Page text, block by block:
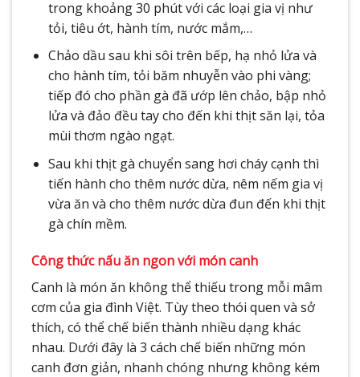
trong khoảng 30 phút với các loại gia vị như
tỏi, tiêu ớt, hành tím, nước mắm,…
Chảo dầu sau khi sôi trên bếp, hạ nhỏ lửa và
cho hành tím, tỏi băm nhuyễn vào phi vàng;
tiếp đó cho phần gà đã ướp lên chảo, bập nhỏ
lửa và đảo đều tay cho đến khi thịt săn lại, tỏa
mùi thơm ngào ngạt.
Sau khi thịt gà chuyển sang hơi cháy cạnh thì
tiến hành cho thêm nước dừa, nêm nếm gia vị
vừa ăn và cho thêm nước dừa đun đến khi thịt
gà chín mềm.
Công thức nấu ăn ngon với món canh
Canh là món ăn không thể thiếu trong mỗi mâm
cơm của gia đình Việt. Tùy theo thói quen và sở
thích, có thể chế biến thành nhiều dạng khác
nhau. Dưới đây là 3 cách chế biến những món
canh đơn giản, nhanh chóng nhưng không kém